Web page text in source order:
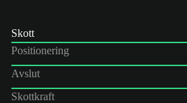
Skott
Positionering
Avslut
Skottkraft